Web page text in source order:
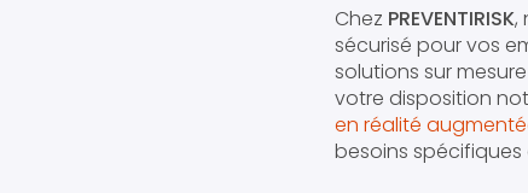
Chez PREVENTIRISK,
sécurisé pour vos
solutions sur
votre disposition
en réalité
besoins